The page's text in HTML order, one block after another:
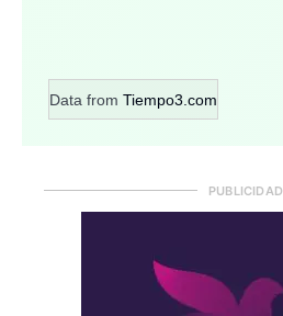
Data from Tiempo3.com
PUBLICIDAD